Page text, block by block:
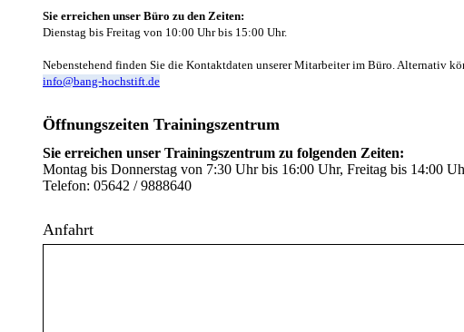
Sie erreichen unser Büro zu den Zeiten:
Dienstag bis Freitag von 10:00 Uhr bis 15:00 Uhr.
Nebenstehend finden Sie die Kontaktdaten unserer Mitarbeiter im Büro. Alternativ
info@bang-hochstift.de
Öffnungszeiten Trainingszentrum
Sie erreichen unser Trainingszentrum zu folgenden Zeiten:
Montag bis Donnerstag von 7:30 Uhr bis 16:00 Uhr, Freitag bis 14:00
Telefon: 05642 / 9888640
Anfahrt